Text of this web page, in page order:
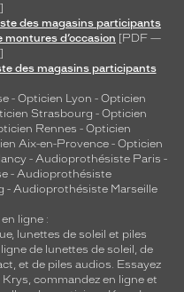
]
des magasins participants
d’occasion [PDF —
]
des magasins participants
- Opticien Lyon - Opticien
Strasbourg - Opticien
Rennes - Opticien
Aix-en-Provence - Opticien
- Audioprothésiste Paris -
- Audioprothésiste
- Audioprothésiste Marseille
ligne :
, lunettes de soleil et piles
de lunettes de soleil, de
, et de piles audios. Essayez
commandez en ligne et